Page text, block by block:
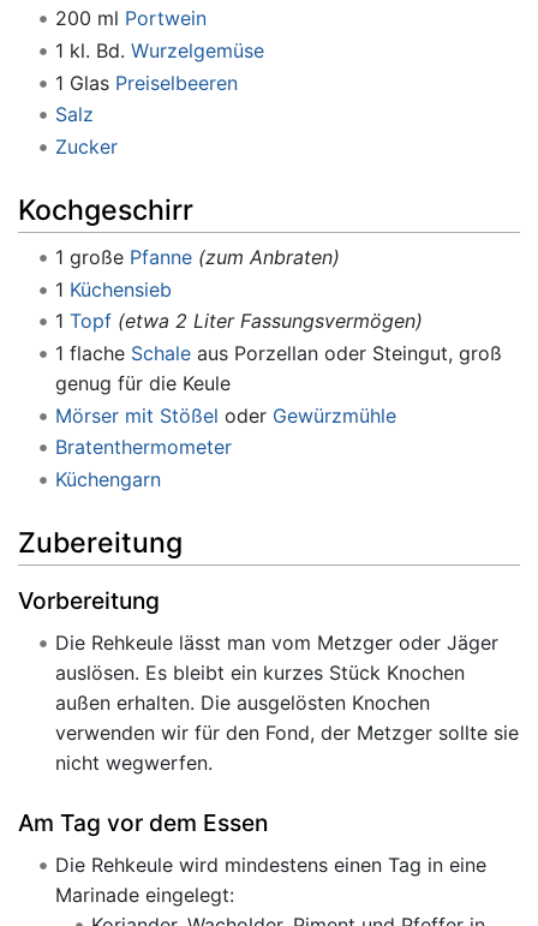
200 ml Portwein
1 kl. Bd. Wurzelgemüse
1 Glas Preiselbeeren
Salz
Zucker
Kochgeschirr
1 große Pfanne (zum Anbraten)
1 Küchensieb
1 Topf (etwa 2 Liter Fassungsvermögen)
1 flache Schaleaus Porzellan oder Steingut, groß
genug für die Keule
Mörser mit Stößel oder Gewürzmühle
Bratenthermometer
Küchengarn
Zubereitung
Vorbereitung
Die Rehkeule lässt man vom Metzger oder Jäger
auslösen. Es bleibt ein kurzes Stück Knochen
außen erhalten. Die ausgelösten Knochen
verwenden wir für den Fond, der Metzger sollte sie
nicht wegwerfen.
Am Tag vor dem Essen
Die Rehkeule wird mindestens einen Tag in eine
Marinade eingelegt: